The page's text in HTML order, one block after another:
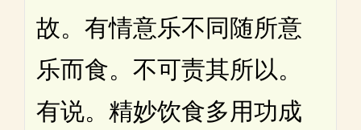
故。有情意乐不同随所意
乐而食。不可责其所以。
有说。精妙饮食多用功成